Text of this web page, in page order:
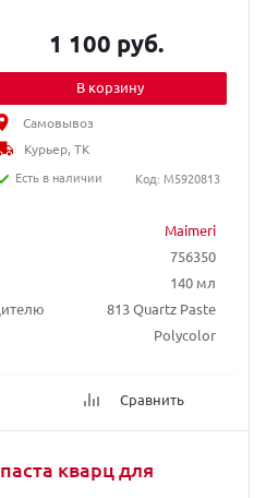
Maimeri
756350
140 мл
813 Quartz Paste
Polycolor
Сравнить
1 100 руб.
В корзину
Самовывоз
Курьер, ТК
Есть в наличии
Код: M5920813
кварц для